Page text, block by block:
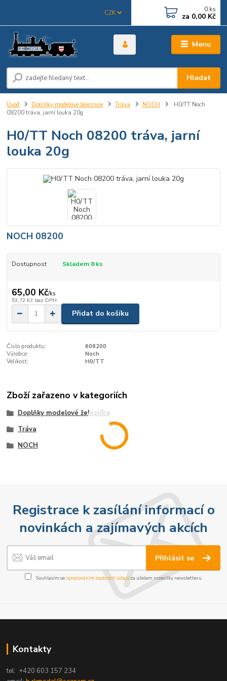
Menu
CZK
Hledat
0 ks
za 0,00 Kč
Úvod Doplňky modelové železnice Tráva NOCH
H0/TT Noch
08200 tráva, jarní louka 20g
H0/TT Noch 08200 tráva, jarní
louka 20g
NOCH 08200
Dostupnost Skladem 8 ks
65,00 Kč/ks
53,72 Kč bez DPH
Přidat do košíku
Číslo produktu:
608200
Výrobce:
Noch
Velikost:
H0/TT
Zboží zařazeno v kategoriích
Doplňky modelové železnice
Tráva
NOCH
Registrace k zasílání informací o
novinkách a zajímavých akcích
Přihlásit se
Souhlasím se zpracováním osobních údajůza účelem rozesílky newsletteru.
Kontakty
tel: +420 603 157 234